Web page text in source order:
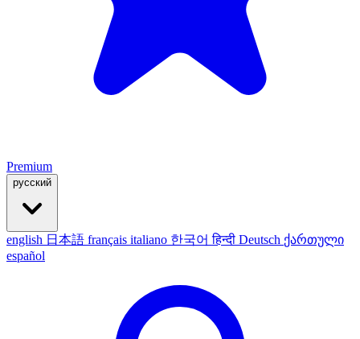
Premium
русский
english 日本語 français italiano 한국어हिन्दी Deutsch ქართული
español